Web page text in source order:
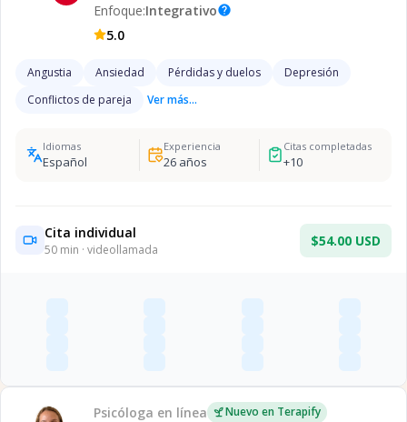
Enfoque:Integrativohelp
5.0
Angustia Ansiedad Pérdidas y duelos
Depresión
Conflictos de pareja
Ver más...
Idiomas
Español
Experiencia
26años
Citas completadas
+10
Cita individual
50 min · videollamada
$54.00 USD
Psicóloga en línea Nuevo en Terapify